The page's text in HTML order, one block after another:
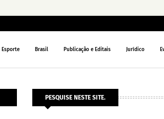
Esporte Brasil Publicação e Editais Jurídico
PESQUISE NESTE SITE.